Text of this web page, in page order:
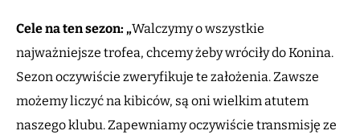
Cele na ten sezon: „Walczymy o wszystkie
najważniejsze trofea, chcemy żeby wróciły do Konina.
Sezon oczywiście zweryfikuje te założenia. Zawsze
możemy liczyć na kibiców, są oni wielkim atutem
naszego klubu. Zapewniamy oczywiście transmisję ze